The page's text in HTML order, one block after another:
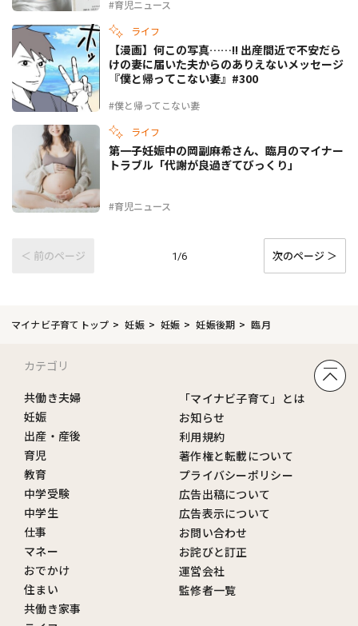
#育児ニュース
ライフ
#僕と帰ってこない妻
【漫画】何この写真……!! 出産間近で不安だら
けの妻に届いた夫からのありえないメッセージ
『僕と帰ってこない妻』#300
ライフ
#育児ニュース
第一子妊娠中の岡副麻希さん、臨月のマイナー
トラブル「代謝が良過ぎてびっくり」
＜ 前のページ 1/6 次のページ ＞
マイナビ子育てトップ 妊娠 妊娠 妊娠後期 臨月
カテゴリ
共働き夫婦
妊娠
出産・産後
育児
教育
中学受験
中学生
仕事
マネー
おでかけ
住まい
共働き家事
「マイナビ子育て」とは
お知らせ
利用規約
著作権と転載について
プライバシーポリシー
広告出稿について
広告表示について
お問い合わせ
お詫びと訂正
運営会社
監修者一覧